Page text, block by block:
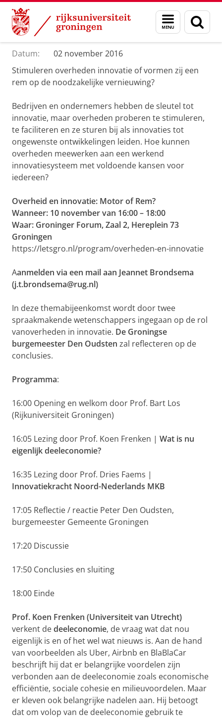
Skip
Content
Skip
Navigation
Menu
en
zoeken
Department of Innovation Management &
Overheid en innovatie: Motor of Rem?
Datum:
02 november 2016
Stimuleren overheden innovatie of vormen zij een
rem op de noodzakelijke vernieuwing?
Bedrijven en ondernemers hebben de sleutel tot
innovatie, maar overheden proberen te stimuleren,
te faciliteren en ze sturen bij als innovaties tot
ongewenste ontwikkelingen leiden. Hoe kunnen
overheden meewerken aan een werkend
innovatiesysteem met voldoende kansen voor
iedereen?
Overheid en innovatie: Motor of Rem?
Wanneer: 10 november van 16:00 – 18:00
Waar: Groninger Forum, Zaal 2, Hereplein 73
Groningen
https://letsgro.nl/program/overheden-en-innovatie
Aanmelden via een mail aan Jeannet Brondsema
(j.t.brondsema@rug.nl)
In deze themabijeenkomst wordt door twee
spraakmakende wetenschappers ingegaan op de rol
vanoverheden in innovatie. De Groningse
burgemeester Den Oudsten zal reflecteren op de
conclusies.
Programma:
16:00 Opening en welkom door Prof. Bart Los
(Rijkuniversiteit Groningen)
16:05 Lezing door Prof. Koen Frenken | Wat is nu
eigenlijk deeleconomie?
16:35 Lezing door Prof. Dries Faems |
Innovatiekracht Noord-Nederlands MKB
17:05 Reflectie / reactie Peter Den Oudsten,
burgemeester Gemeente Groningen
17:20 Discussie
17:50 Conclusies en sluiting
18:00 Einde
Prof. Koen Frenken (Universiteit van Utrecht)
verkent dedeeleconomie, de vraag wat dat nou
eigenlijk is en of het wel wat nieuws is. Aan de hand
van voorbeelden als Uber, Airbnb en BlaBlaCar
beschrijft hij dat er belangrijke voordelen zijn
verbonden aan de deeleconomie zoals economische
efficiëntie, sociale cohesie en milieuvoordelen. Maar
er kleven ook belangrijke nadelen aan. Hij betoogt
dat om volop van de deeleconomie gebruik te